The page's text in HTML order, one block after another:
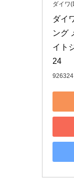
ダイワ
ダイ
ング
イト
24
926324